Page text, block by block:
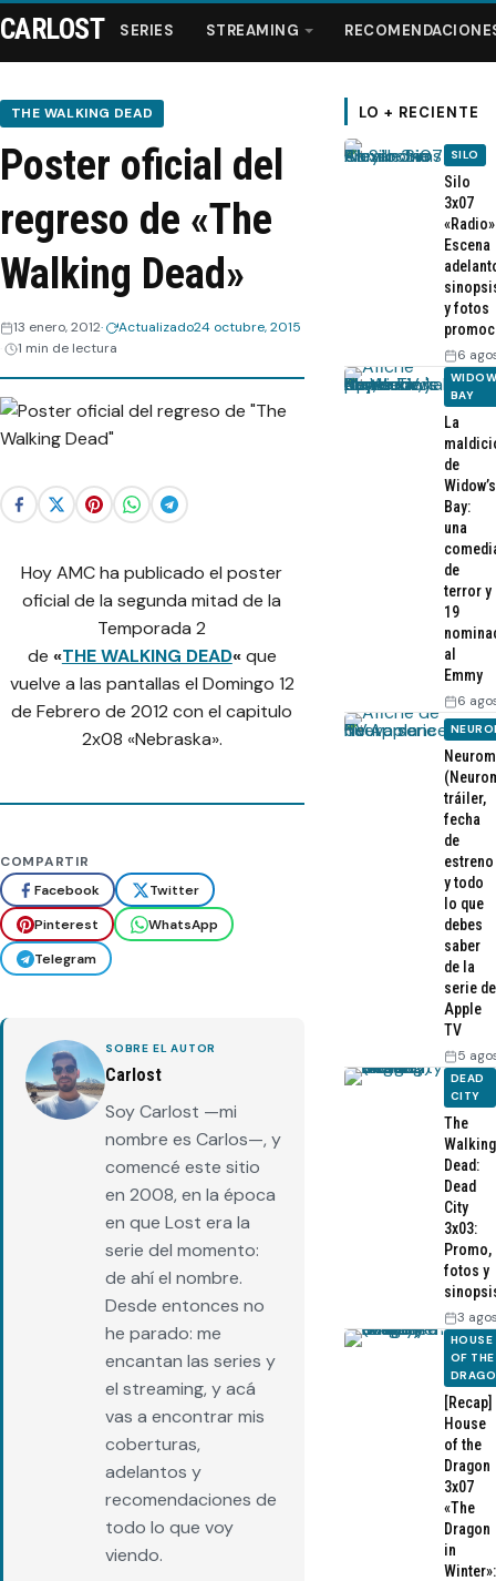
Series
Streaming
Recomendaciones
Videos
Webisodios
CARLOST SERIES STREAMING
THE WALKING DEAD
Poster oficial del
regreso de «The
Walking Dead»
13 enero, 2012 Actualizado24 octubre, 2015
1 min de lectura
Hoy AMC ha publicado el poster
oficial de la segunda mitad de la
Temporada 2
de «THE WALKING DEAD«que
vuelve a las pantallas el Domingo 12
de Febrero de 2012 con el capitulo
2x08 «Nebraska».
COMPARTIR
Facebook
Twitter
Pinterest
WhatsApp
Telegram
SOBRE EL AUTOR
Carlost
Soy Carlost —mi
nombre es Carlos—, y
comencé este sitio
en 2008, en la época
en que Lost era la
serie del momento:
de ahí el nombre.
Desde entonces no
he parado: me
encantan las series y
el streaming, y acá
vas a encontrar mis
coberturas,
adelantos y
recomendaciones de
todo lo que voy
viendo.
LO + RECIENTE
SILO
Silo
3x07
Escena
y fotos
6
BAY
La
de
Widow’s
Bay:
una
de
terror y
19
al
Emmy
6
tráiler,
fecha
de
estreno
y todo
lo que
debes
saber
de la
serie de
Apple
TV
5
DEAD
CITY
The
Walking
Dead:
Dead
City
3x03:
Promo,
fotos y
3
HOUSE
OF THE
[Recap]
House
of the
Dragon
3x07
«The
Dragon
in
Winter»: